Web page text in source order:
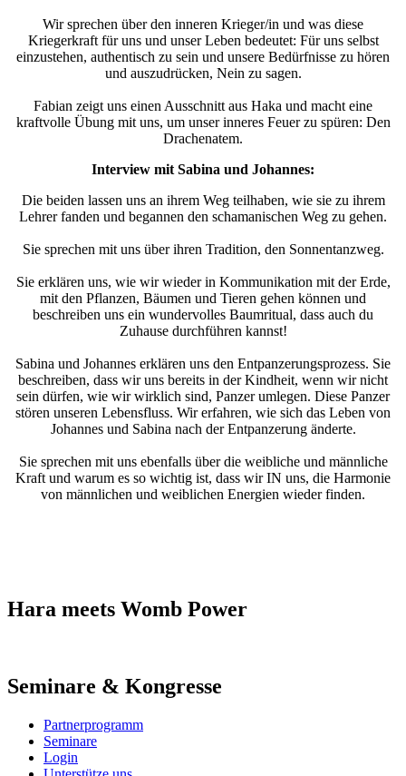
Wir sprechen über den inneren Krieger/in und was diese
Kriegerkraft für uns und unser Leben bedeutet: Für uns selbst
einzustehen, authentisch zu sein und unsere Bedürfnisse zu hören
und auszudrücken, Nein zu sagen.
Fabian zeigt uns einen Ausschnitt aus Haka und macht eine
kraftvolle Übung mit uns, um unser inneres Feuer zu spüren: Den
Drachenatem.
Interview mit Sabina und Johannes:
Die beiden lassen uns an ihrem Weg teilhaben, wie sie zu ihrem
Lehrer fanden und begannen den schamanischen Weg zu gehen.
Sie sprechen mit uns über ihren Tradition, den Sonnentanzweg.
Sie erklären uns, wie wir wieder in Kommunikation mit der Erde,
mit den Pflanzen, Bäumen und Tieren gehen können und
beschreiben uns ein wundervolles Baumritual, dass auch du
Zuhause durchführen kannst!
Sabina und Johannes erklären uns den Entpanzerungsprozess. Sie
beschreiben, dass wir uns bereits in der Kindheit, wenn wir nicht
sein dürfen, wie wir wirklich sind, Panzer umlegen. Diese Panzer
stören unseren Lebensfluss. Wir erfahren, wie sich das Leben von
Johannes und Sabina nach der Entpanzerung änderte.
Sie sprechen mit uns ebenfalls über die weibliche und männliche
Kraft und warum es so wichtig ist, dass wir IN uns, die Harmonie
von männlichen und weiblichen Energien wieder finden.
Hara meets Womb Power
Seminare & Kongresse
Partnerprogramm
Seminare
Login